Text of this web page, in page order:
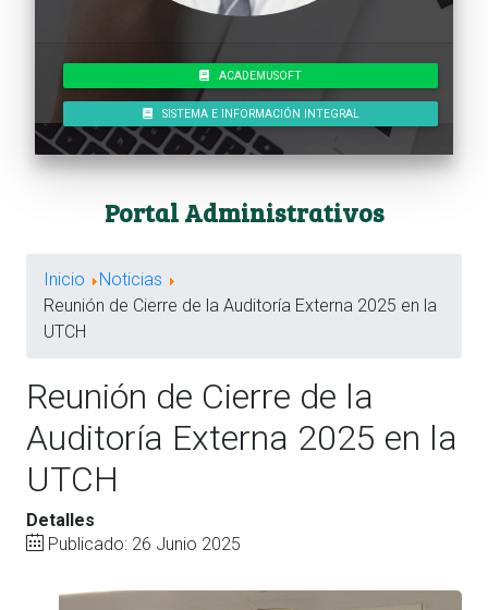
ACADEMUSOFT
SISTEMA E INFORMACIÓN INTEGRAL
Portal Administrativos
Inicio
Noticias
Reunión de Cierre de la Auditoría Externa 2025 en la
UTCH
Reunión de Cierre de la
Auditoría Externa 2025 en la
UTCH
Detalles
Publicado: 26 Junio 2025